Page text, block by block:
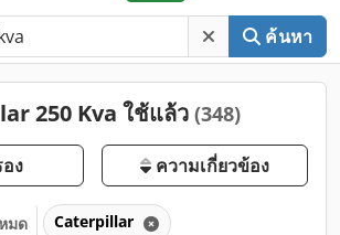
ค้นหา
250 Kva ใช้แล้ว (348)
ง ความเกี่ยวข้อง
มด Caterpillar